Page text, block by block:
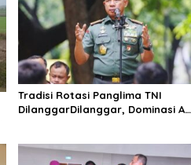
Tradisi Rotasi Panglima TNI
DilanggarDilanggar, Dominasi AD